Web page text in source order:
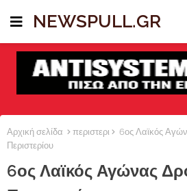
NEWSPULL.GR
Αρχική σελίδα περιστερι
6ος Λαϊκός
Περιστερίου
6ος Λαϊκός Αγώνας